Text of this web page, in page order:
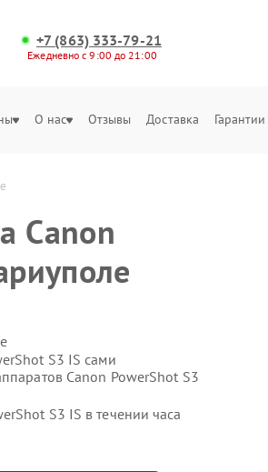
+7 (863) 333-79-21
Ежедневно с 9:00 до 21:00
О нас Отзывы Доставка Гарантии
Canon
S3 IS сами
Canon PowerShot S3
S3 IS в течении часа